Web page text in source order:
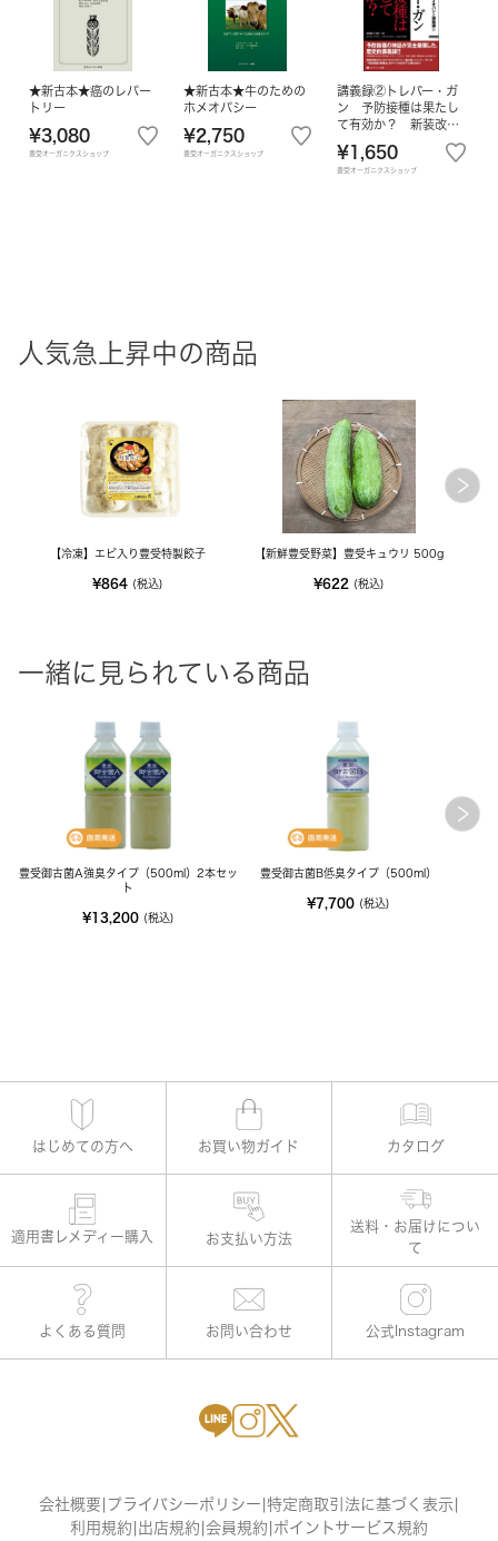
★新古本★癌のレパー
トリー
¥3,080
豊受オーガニクスショップ
★新古本★牛のための
ホメオパシー
¥2,750
豊受オーガニクスショップ
講義録②トレバー・ガ
ン 予防接種は果たし
て有効か？ 新装改訂
¥1,650
豊受オーガニクスショップ
人気急上昇中の商品
【冷凍】エビ入り豊受特製餃子
¥864 (税込)
【新鮮豊受野菜】豊受キュウリ 500g
¥622 (税込)
一緒に見られている商品
豊受御古菌A強臭タイプ（500ml）2本セッ
ト
¥13,200 (税込)
豊受御古菌B低臭タイプ（500ml）
¥7,700 (税込)
はじめての方へ お買い物ガイド カタログ
適用書レメディー購入 お支払い方法
よくある質問 お問い合わせ 公式Instagram
会社概要 プライバシーポリシー 特定商取引法に基づく表示
利用規約 出店規約 会員規約 ポイントサービス規約